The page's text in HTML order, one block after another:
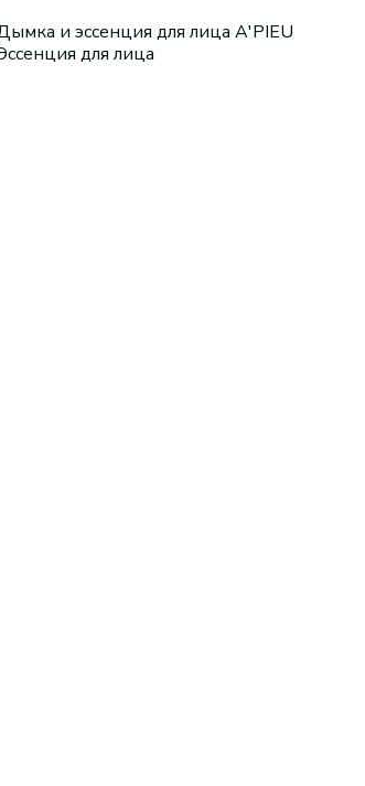
и эссенция для лица A'PIEU
для лица